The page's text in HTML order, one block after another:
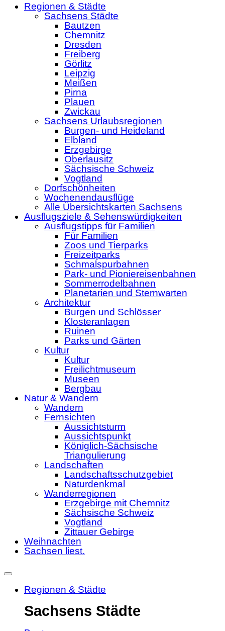
Regionen & Städte
Sachsens Städte
Bautzen
Chemnitz
Dresden
Freiberg
Görlitz
Leipzig
Meißen
Pirna
Plauen
Zwickau
Sachsens Urlaubsregionen
Burgen- und Heideland
Elbland
Erzgebirge
Oberlausitz
Sächsische Schweiz
Vogtland
Dorfschönheiten
Wochenendausflüge
Alle Übersichtskarten Sachsens
Ausflugsziele & Sehenswürdigkeiten
Ausflugstipps für Familien
Für Familien
Zoos und Tierparks
Freizeitparks
Schmalspurbahnen
Park- und Pioniereisenbahnen
Sommerrodelbahnen
Planetarien und Sternwarten
Architektur
Burgen und Schlösser
Klosteranlagen
Ruinen
Parks und Gärten
Kultur
Kultur
Freilichtmuseum
Museen
Bergbau
Natur & Wandern
Wandern
Fernsichten
Aussichtsturm
Aussichtspunkt
Königlich-Sächsische
Triangulierung
Landschaften
Landschaftsschutzgebiet
Naturdenkmal
Wanderregionen
Erzgebirge mit Chemnitz
Sächsische Schweiz
Vogtland
Zittauer Gebirge
Weihnachten
Sachsen liest.
Regionen & Städte
Sachsens Städte